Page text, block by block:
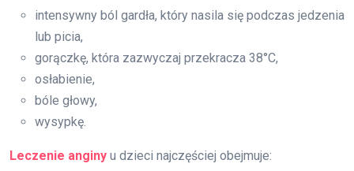
intensywny ból gardła, który nasila się podczas jedzenia
lub picia,
gorączkę, która zazwyczaj przekracza 38°C,
osłabienie,
bóle głowy,
wysypkę.
Leczenie anginy u dzieci najczęściej obejmuje: